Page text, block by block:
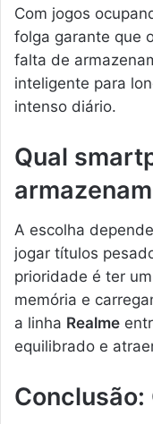
Com jogos
folga garante que
falta de
inteligente para
intenso diário.
Qual
A escolha
jogar títulos
prioridade é ter
memória e
a linha Realme
equilibrado e
Conclusão: